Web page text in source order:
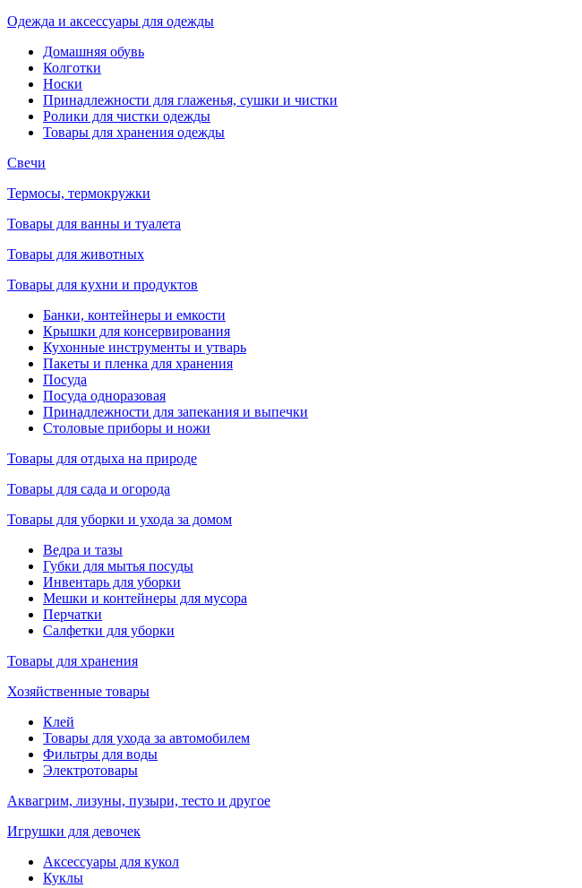
Одежда и аксессуары для одежды
Домашняя обувь
Колготки
Носки
Принадлежности для глаженья, сушки и чистки
Ролики для чистки одежды
Товары для хранения одежды
Свечи
Термосы, термокружки
Товары для ванны и туалета
Товары для животных
Товары для кухни и продуктов
Банки, контейнеры и емкости
Крышки для консервирования
Кухонные инструменты и утварь
Пакеты и пленка для хранения
Посуда
Посуда одноразовая
Принадлежности для запекания и выпечки
Столовые приборы и ножи
Товары для отдыха на природе
Товары для сада и огорода
Товары для уборки и ухода за домом
Ведра и тазы
Губки для мытья посуды
Инвентарь для уборки
Мешки и контейнеры для мусора
Перчатки
Салфетки для уборки
Товары для хранения
Хозяйственные товары
Клей
Товары для ухода за автомобилем
Фильтры для воды
Электротовары
Аквагрим, лизуны, пузыри, тесто и другое
Игрушки для девочек
Аксессуары для кукол
Куклы